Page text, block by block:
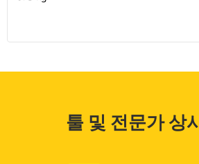
툴 및 전문가 상